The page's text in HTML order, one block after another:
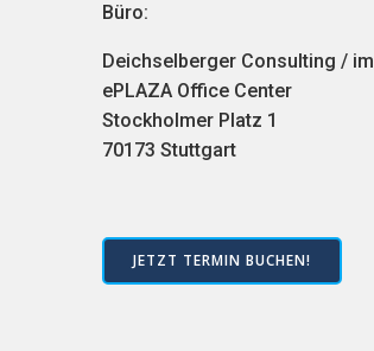
Büro:
Deichselberger Consulting / im
ePLAZA Office Center
Stockholmer Platz 1
70173 Stuttgart
JETZT TERMIN BUCHEN!